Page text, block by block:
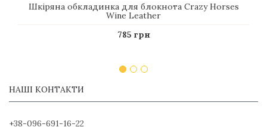
Шкіряна обкладинка для блокнота Crazy Horses
Wine Leather
785 грн
НАШІ КОНТАКТИ
+38-096-691-16-22